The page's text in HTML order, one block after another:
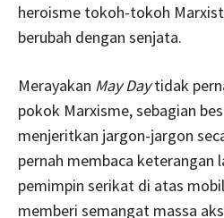
heroisme tokoh-tokoh
berubah dengan senjata.
Merayakan May Daytidak
pokok Marxisme, sebagian
menjeritkan jargon-jargon
pernah membaca keterangan
pemimpin serikat di atas
memberi semangat massa